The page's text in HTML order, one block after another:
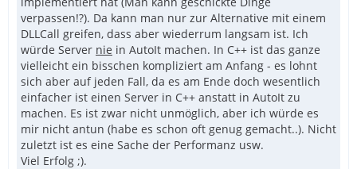
verpassen!?). Da kann man nur zur Alternative mit einem
DLLCall greifen, dass aber wiederrum langsam ist. Ich
würde Server nie in AutoIt machen. In C++ ist das ganze
vielleicht ein bisschen kompliziert am Anfang - es lohnt
sich aber auf jeden Fall, da es am Ende doch wesentlich
einfacher ist einen Server in C++ anstatt in AutoIt zu
machen. Es ist zwar nicht unmöglich, aber ich würde es
mir nicht antun (habe es schon oft genug gemacht..). Nicht
zuletzt ist es eine Sache der Performanz usw.
Viel Erfolg ;).